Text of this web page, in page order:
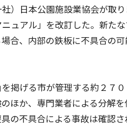
）日本公園施設業協会が取
ュアル」を改訂した。新た
合、内部の鉄板に不具合の
掲げる市が管理する約２７
ほか、専門業者による分解
の不具合による事故は確認さ